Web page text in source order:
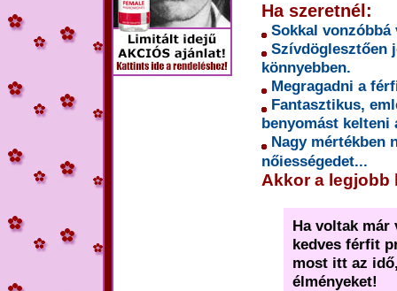
Ha szeretnél:
Sokkal vonzóbbá
Szívdöglesztően
könnyebben.
Megragadni a
Fantasztikus,
benyomást kelteni
Nagy mértékben
nőiességedet...
Akkor a legjobb
Ha voltak már
kedves férfit
most itt az
élményeket!